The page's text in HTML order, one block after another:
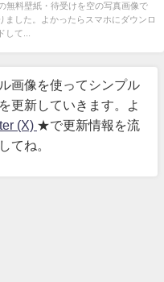
無料壁紙・待受けを空の写真画像で
ました。よかったらスマホにダウンロ
して...
画像を使ってシンプル
更新していきます。よ
(X) ★で更新情報を流
てね。